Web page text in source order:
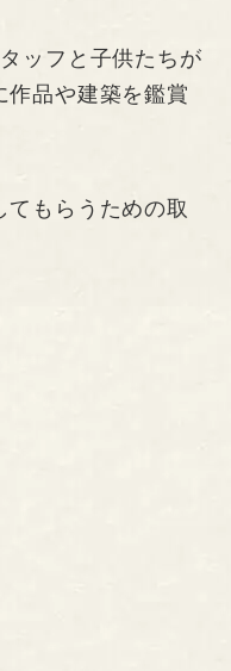
ッフと子供たちが
作品や建築を鑑賞
もらうための取